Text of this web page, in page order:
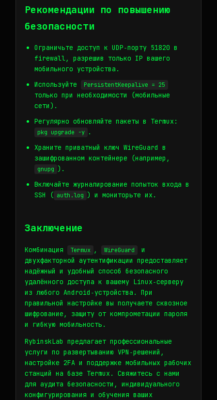
Рекомендации по повышению
безопасности
Ограничьте доступ к UDP‑порту 51820 в
firewall, разрешив только IP вашего
мобильного устройства.
Используйте
PersistentKeepalive = 25
только при необходимости (мобильные
сети).
Регулярно обновляйте пакеты в Termux:
pkg upgrade -y .
Храните приватный ключ WireGuard в
зашифрованном контейнере (например,
gnupg ).
Включайте журналирование попыток входа в
SSH ( auth.log ) и мониторьте их.
Заключение
Комбинация Termux , WireGuard
и
двухфакторной аутентификации предоставляет
надёжный и удобный способ безопасного
удалённого доступа к вашему Linux‑серверу
из любого Android‑устройства. При
правильной настройке вы получаете сквозное
шифрование, защиту от компрометации пароля
и гибкую мобильность.
RybinskLab предлагает профессиональные
услуги по развертыванию VPN‑решений,
настройке 2FA и поддержке мобильных рабочих
станций на базе Termux. Свяжитесь с нами
для аудита безопасности, индивидуального
конфигурирования и обучения ваших